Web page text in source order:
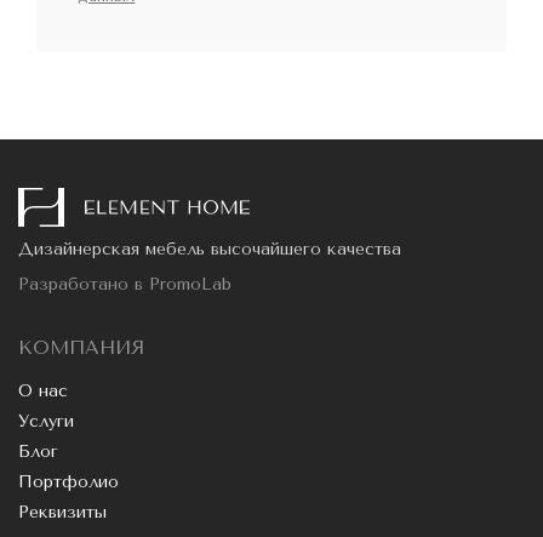
Дизайнерская мебель высочайшего качества
Разработано в PromoLab
КОМПАНИЯ
О нас
Услуги
Блог
Портфолио
Реквизиты